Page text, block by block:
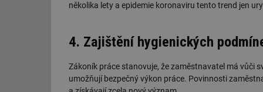
několika lety a epidemie koronaviru tento trend jen
4. Zajištění hygienických
Zákoník práce stanovuje, že zaměstnavatel má vůči
umožňují bezpečný výkon práce. Povinnosti
_hjFirstSeen
id